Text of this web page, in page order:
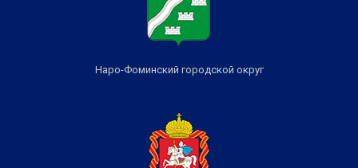
Наро-Фоминский городской округ